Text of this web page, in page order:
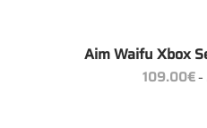
Aim Waifu Xbox
109.00€–